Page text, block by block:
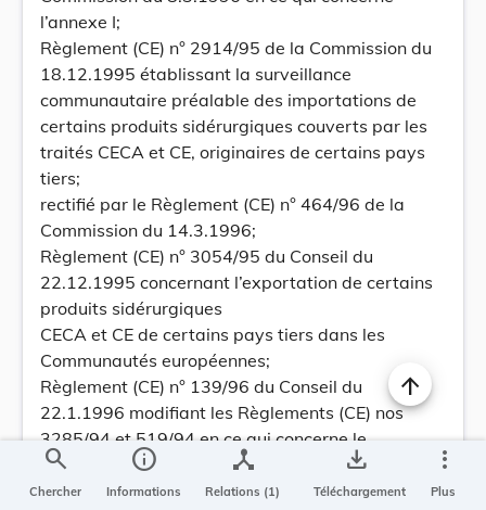
l’annexe I;
Règlement (CE) n° 2914/95 de la Commission du
18.12.1995 établissant la surveillance
communautaire préalable des importations de
certains produits sidérurgiques couverts par les
traités CECA et CE, originaires de certains pays
tiers;
rectifié par le Règlement (CE) n° 464/96 de la
Commission du 14.3.1996;
Règlement (CE) n° 3054/95 du Conseil du
22.12.1995 concernant l’exportation de certains
produits sidérurgiques
CECA et CE de certains pays tiers dans les
Communautés européennes;
Règlement (CE) n° 139/96 du Conseil du
22.1.1996 modifiant les Règlements (CE) nos
3285/94 et 519/94 en ce qui concerne le
document uniforme de surveillance
communautaire;
search
Chercher
info
Informations
device_hub
Relations (1)
save_alt
Téléchargement
more_vert
Plus